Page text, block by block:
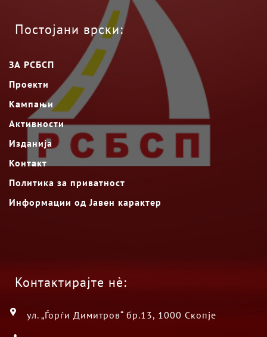
Постојани врски:
ЗА РСБСП
Проекти
Кампањи
Активности
Изданија
Контакт
Политика за приватност
Информации од Јавен карактер
Контактирајте нè:
ул. „Ѓорѓи Димитров“ бр.13, 1000 Скопје